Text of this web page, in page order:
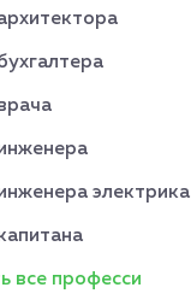
электрика
все професси